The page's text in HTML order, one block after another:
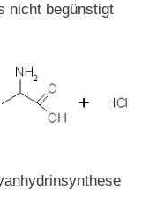
nicht begünstigt